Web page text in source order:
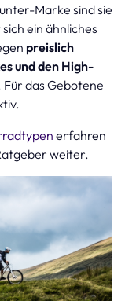
Marke sind sie
ein ähnliches
preislich
und den High-
Für das Gebotene
erfahren
weiter.